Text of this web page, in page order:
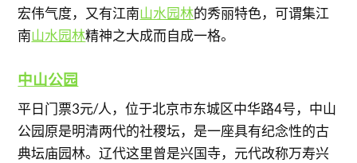
宏伟气度，又有江南山水园林的秀丽特色，可谓集江
南山水园林精神之大成而自成一格。
中山公园
平日门票3元/人，位于北京市东城区中华路4号，中山
公园原是明清两代的社稷坛，是一座具有纪念性的古
典坛庙园林。辽代这里曾是兴国寺，元代改称万寿兴